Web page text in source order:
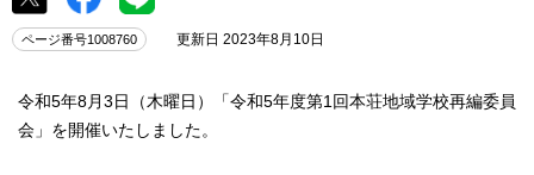
ページ番号1008760 更新日 2023年8月10日
令和5年8月3日（木曜日）「令和5年度第1回本荘地域学校再編委員
会」を開催いたしました。